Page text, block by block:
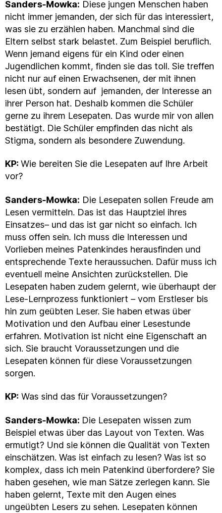
Sanders-Mowka: Diese jungen Menschen haben
nicht immer jemanden, der sich für das interessiert,
was sie zu erzählen haben. Manchmal sind die
Eltern selbst stark belastet. Zum Beispiel beruflich.
Wenn jemand eigens für ein Kind oder einen
Jugendlichen kommt, finden sie das toll. Sie treffen
nicht nur auf einen Erwachsenen, der mit ihnen
lesen übt, sondern auf jemanden, der Interesse an
ihrer Person hat. Deshalb kommen die Schüler
gerne zu ihrem Lesepaten. Das wurde mir von allen
bestätigt. Die Schüler empfinden das nicht als
Stigma, sondern als besondere Zuwendung.
KP: Wie bereiten Sie die Lesepaten auf Ihre Arbeit
vor?
Sanders-Mowka: Die Lesepaten sollen Freude am
Lesen vermitteln. Das ist das Hauptziel ihres
Einsatzes– und das ist gar nicht so einfach. Ich
muss offen sein. Ich muss die Interessen und
Vorlieben meines Patenkindes herausfinden und
entsprechende Texte heraussuchen. Dafür muss ich
eventuell meine Ansichten zurückstellen. Die
Lesepaten haben zudem gelernt, wie überhaupt der
Lese-Lernprozess funktioniert – vom Erstleser bis
hin zum geübten Leser. Sie haben etwas über
Motivation und den Aufbau einer Lesestunde
erfahren. Motivation ist nicht eine Eigenschaft an
sich. Sie braucht Voraussetzungen und die
Lesepaten können für diese Voraussetzungen
sorgen.
KP: Was sind das für Voraussetzungen?
Sanders-Mowka: Die Lesepaten wissen zum
Beispiel etwas über das Layout von Texten. Was
ermutigt? Und sie können die Qualität von Texten
einschätzen. Was ist einfach zu lesen? Was ist so
komplex, dass ich mein Patenkind überfordere? Sie
haben gesehen, wie man Sätze zerlegen kann. Sie
haben gelernt, Texte mit den Augen eines
ungeübten Lesers zu sehen. Lesepaten können